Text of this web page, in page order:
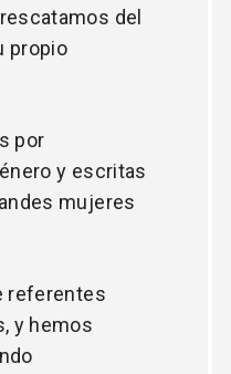
del
propio
por
y escritas
mujeres
referentes
y hemos